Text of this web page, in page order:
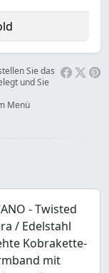
Sie das
und Sie
Menü
- Twisted
/ Edelstahl
Kobrakette-
mit